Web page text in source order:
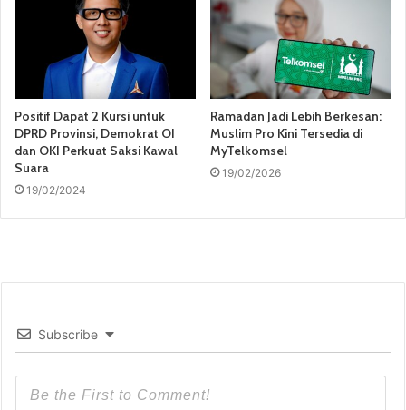
Positif Dapat 2 Kursi untuk
DPRD Provinsi, Demokrat OI
dan OKI Perkuat Saksi Kawal
Suara
19/02/2024
Ramadan Jadi Lebih Berkesan:
Muslim Pro Kini Tersedia di
MyTelkomsel
19/02/2026
Subscribe